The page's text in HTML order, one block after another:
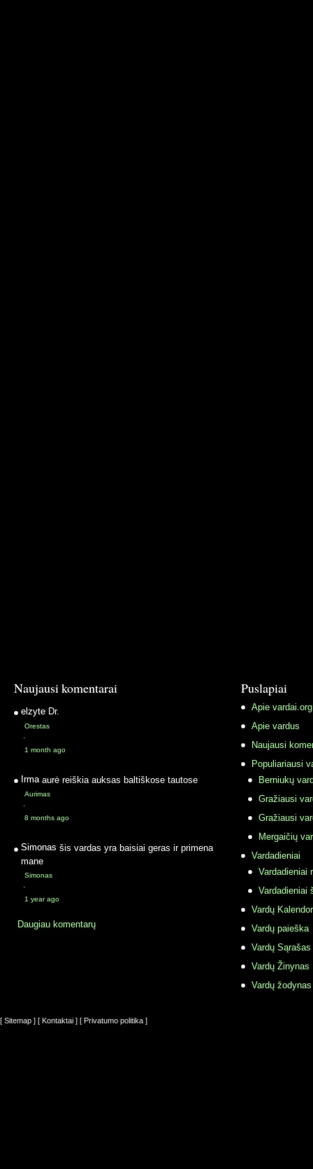
Naujausi komentarai
elzyte Dr.
Orestas
·
1 month ago
Irma aurė reiškia auksas baltiškose tautose
Aurimas
·
8 months ago
Simonas šis vardas yra baisiai geras ir primena
mane
Simonas
·
1 year ago
Daugiau komentarų
Puslapiai
Apie vardai.org
Apie vardus
Naujausi
Populiariausi
Berniukų
Gražiausi
Gražiausi
Mergaičių
Vardadieniai
Vardadieniai
Vardadieniai
Vardų
Vardų paieška
Vardų Sąrašas
Vardų Žinynas
Vardų
[ Sitemap ] [ Kontaktai ] [ Privatumo politika ]